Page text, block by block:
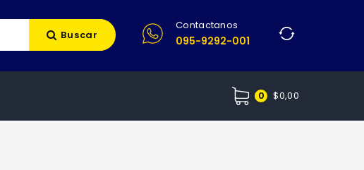
Contactanos
095-9292-001
Buscar
0 $0,00